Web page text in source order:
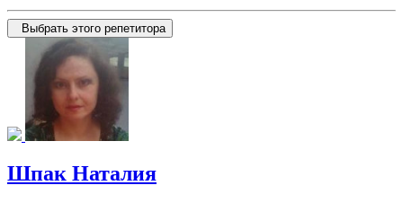
Выбрать этого репетитора
Шпак Наталия